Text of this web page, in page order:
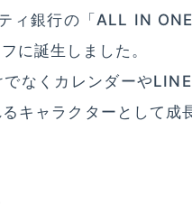
ィ銀行の「ALL IN
に誕生しました。
なくカレンダーや
キャラクターとして